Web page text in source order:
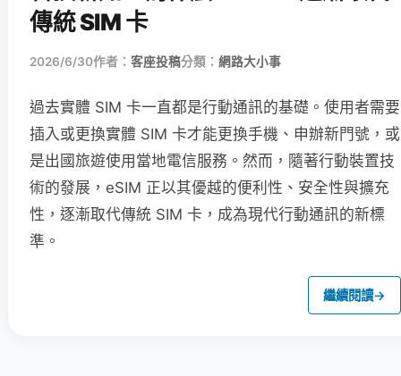
傳統 SIM 卡
2026/6/30作者： 客座投稿分類： 網路大小事
過去實體 SIM 卡一直都是行動通訊的基礎。使用者需要
插入或更換實體 SIM 卡才能更換手機、申辦新門號，或
是出國旅遊使用當地電信服務。然而，隨著行動裝置技
術的發展，eSIM 正以其優越的便利性、安全性與擴充
性，逐漸取代傳統 SIM 卡，成為現代行動通訊的新標
準。
繼續閱讀→